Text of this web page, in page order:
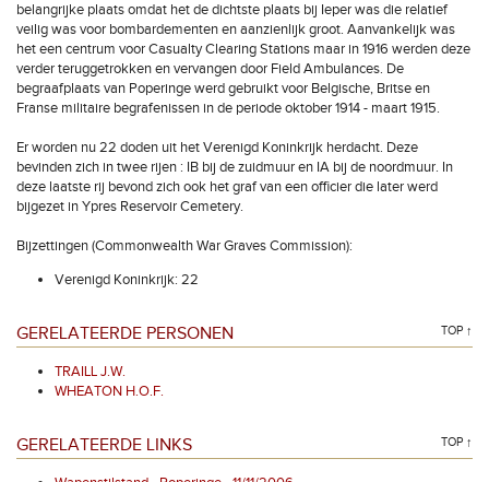
belangrijke plaats omdat het de dichtste plaats bij Ieper was die relatief
veilig was voor bombardementen en aanzienlijk groot. Aanvankelijk was
het een centrum voor Casualty Clearing Stations maar in 1916 werden deze
verder teruggetrokken en vervangen door Field Ambulances. De
begraafplaats van Poperinge werd gebruikt voor Belgische, Britse en
Franse militaire begrafenissen in de periode oktober 1914 - maart 1915.
Er worden nu 22 doden uit het Verenigd Koninkrijk herdacht. Deze
bevinden zich in twee rijen : IB bij de zuidmuur en IA bij de noordmuur. In
deze laatste rij bevond zich ook het graf van een officier die later werd
bijgezet in Ypres Reservoir Cemetery.
Bijzettingen (Commonwealth War Graves Commission):
Verenigd Koninkrijk: 22
GERELATEERDE PERSONEN TOP ↑
TRAILL J.W.
WHEATON H.O.F.
GERELATEERDE LINKS TOP ↑